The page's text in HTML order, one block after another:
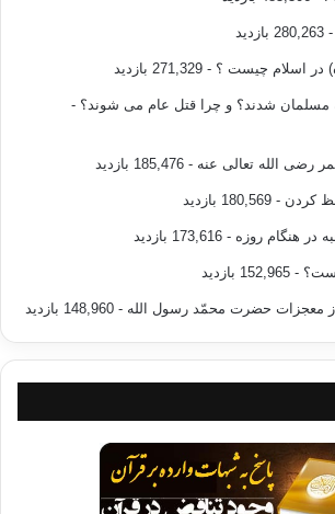
برخواستند.وهمانطور که حنظله بن عامر-غسیل
صدراسلام وفرزندان حرکت اسلامی درمصر،سوریه
اسلام پایداری کردند.
زنده داشتن شبها وروزه روزها دراقتدا به سلف
- 280,263 بازدید
در اسلام چیست ؟ - 271,329 بازدید
مسلمان شدند؟ و چرا قتل عام می شوند؟ -
رضی الله تعالی عنه - 185,476 بازدید
کردن - 180,569 بازدید
در هنگام روزه - 173,616 بازدید
- 152,965 بازدید
معجزات حضرت محمّد رسول الله - 148,960 بازدید